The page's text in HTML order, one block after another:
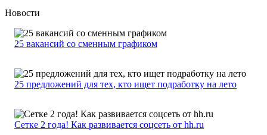
Новости
25 вакансий со сменным графиком
25 предложений для тех, кто ищет подработку на лето
Сетке 2 года! Как развивается соцсеть от hh.ru